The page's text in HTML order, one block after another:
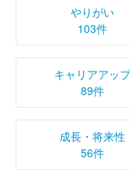
やりがい
103件
キャリアアッ
89件
成長・将来性
56件